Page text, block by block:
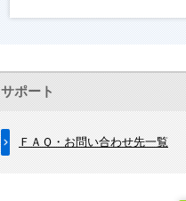
サポート
ＦＡＱ・お問い合わせ先一覧